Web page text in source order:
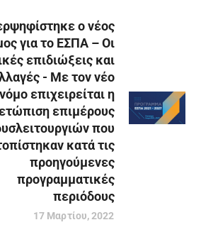
ο νέος
για το ΕΣΠΑ – Οι
επιδιώξεις και
- Με τον νέο
νόμο επιχειρείται η
επιμέρους
που
κατά τις
προηγούμενες
προγραμματικές
περιόδους
17 Μαρτίου, 2022